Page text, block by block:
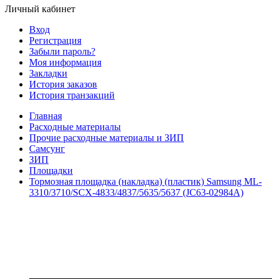
Личный кабинет
Вход
Регистрация
Забыли пароль?
Моя информация
Закладки
История заказов
История транзакций
Главная
Расходные материалы
Прочие расходные материалы и ЗИП
Самсунг
ЗИП
Площадки
Тормозная площадка (накладка) (пластик) Samsung ML-
3310/3710/SCX-4833/4837/5635/5637 (JC63-02984A)